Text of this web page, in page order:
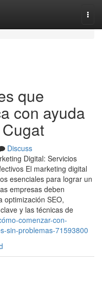
que
con ayuda
Discuss
Digital: Servicios
El marketing digital
esenciales para lograr un
empresas deben
optimización SEO,
y las técnicas de
comenzar-con-
sin-problemas-71593800